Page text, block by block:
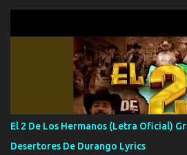
estándares 110 mil records de pistas no
verme en las revistas Ya pasé Italia
Francia ropa de 100.000 bolas Louis
repleta de presidentes la bolsa estoy en
cuenta chequeen gráficas del kitch
El 2 De Los Hermanos (Letra Oficial)
Desertores De Durango Lyrics